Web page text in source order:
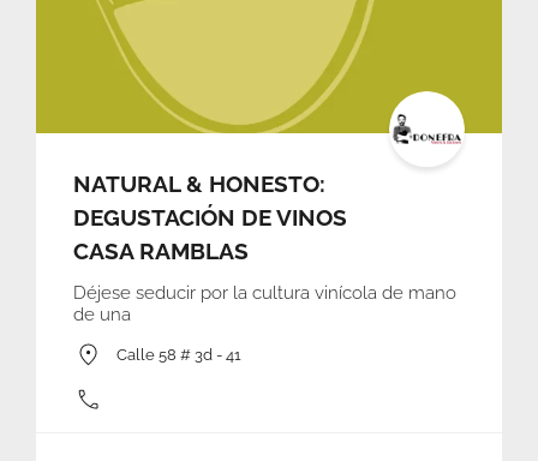
NATURAL & HONESTO:
DEGUSTACIÓN DE VINOS
CASA RAMBLAS
Déjese seducir por la cultura vinícola de mano
de una
Calle 58 # 3d - 41